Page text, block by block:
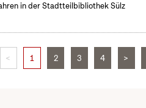
in der Stadtteilbibliothek Sülz
< 1 2 3 4 >